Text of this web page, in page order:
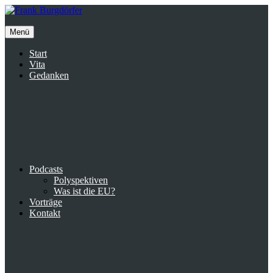
Inhalte
Menü
Start
Vita
Gedanken
Podcasts
Polyspektiven
Was ist die EU?
Vorträge
Kontakt